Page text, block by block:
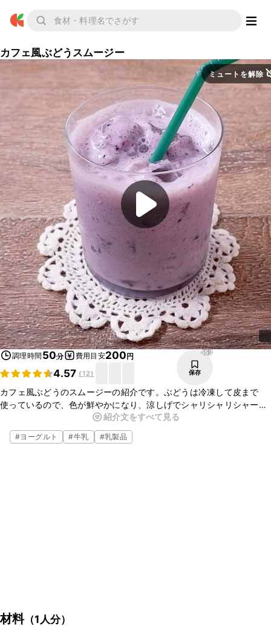
カフェ風ぶどうスムージー
ミュートを解除
調理時間 50分 費用目安200円
4.57 (12)
553
保存
カフェ風ぶどうのスムージーの紹介です。ぶどうは冷凍して皮まで
使っているので、色が鮮やかになり、涼しげでシャリシャリシャー
ベット感も楽しめますよ。おうちで簡単にカフェ気分をぜひ、味わっ
てみてくださいね。
紹介文をすべて見る
#ヨーグルト #牛乳 #乳製品
材料（1人分）